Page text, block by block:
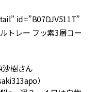
id=”B07DJV511T”
トレー フッ素3層コー
沙樹さん
）